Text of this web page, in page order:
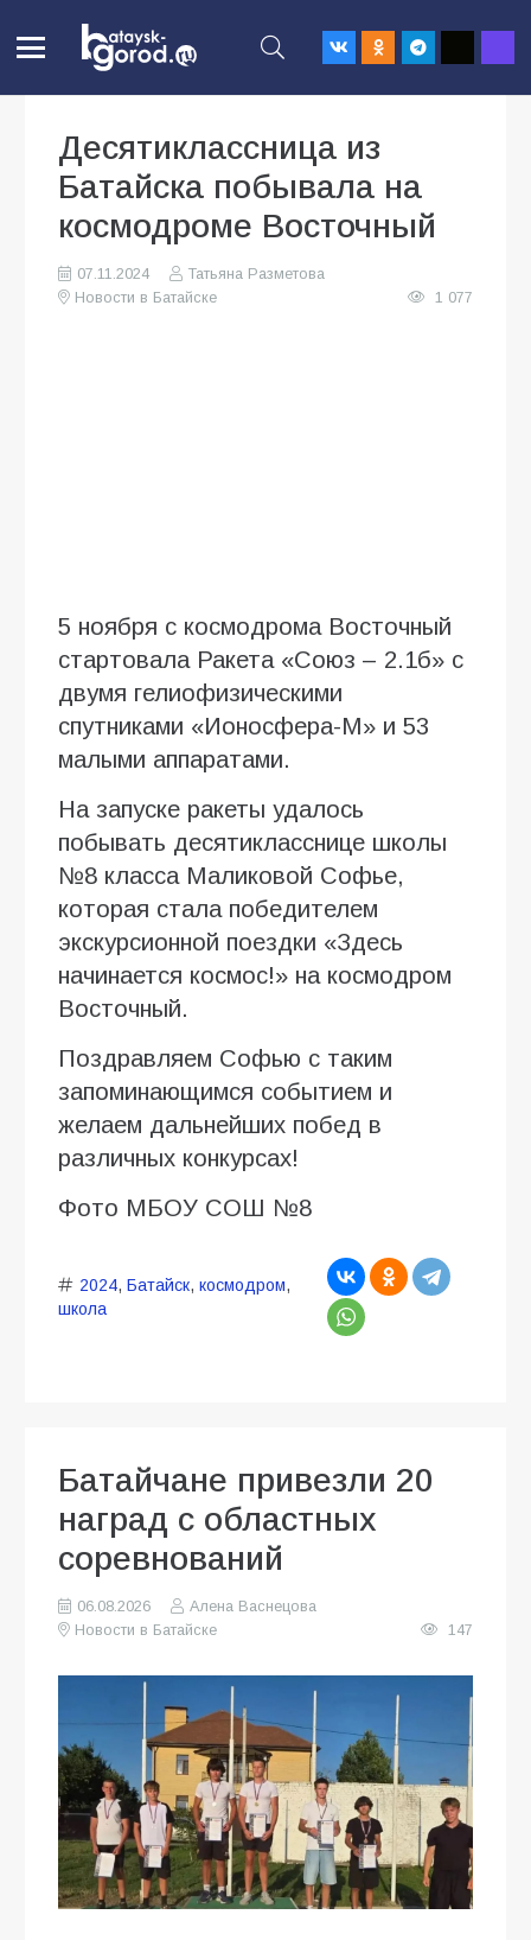
Десятиклассница из
Батайска побывала на
космодроме Восточный
07.11.2024
Татьяна Разметова
Новости в Батайске
1 077
5 ноября с космодрома Восточный
стартовала Ракета «Союз – 2.1б» с
двумя гелиофизическими
спутниками «Ионосфера-М» и 53
малыми аппаратами.
На запуске ракеты удалось
побывать десятикласснице школы
№8 класса Маликовой Софье,
которая стала победителем
экскурсионной поездки «Здесь
начинается космос!» на космодром
Восточный.
Поздравляем Софью с таким
запоминающимся событием и
желаем дальнейших побед в
различных конкурсах!
Фото МБОУ СОШ №8
2024, Батайск, космодром,
школа
Батайчане привезли 20
наград с областных
соревнований
06.08.2026
Алена Васнецова
Новости в Батайске
147